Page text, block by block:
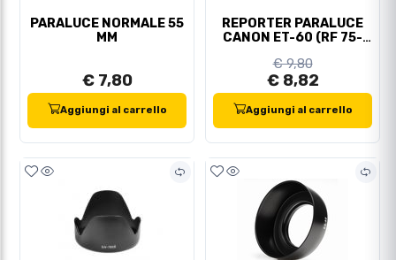
PARALUCE NORMALE 55
MM
€ 7,80
Aggiungi al carrello
REPORTER PARALUCE
CANON ET-60 (RF 75-
€ 9,80
€ 8,82
Aggiungi al carrello